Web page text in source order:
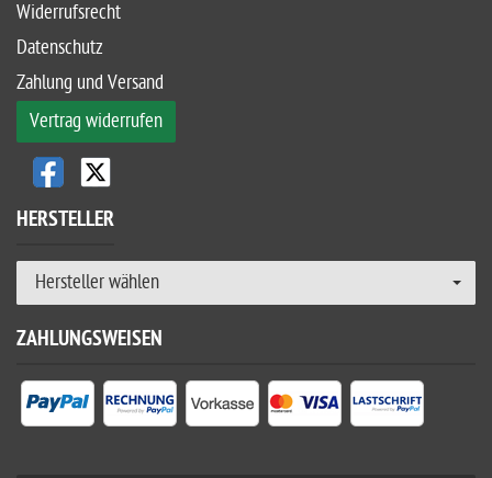
Widerrufsrecht
Datenschutz
Zahlung und Versand
Vertrag widerrufen
HERSTELLER
Hersteller wählen
ZAHLUNGSWEISEN